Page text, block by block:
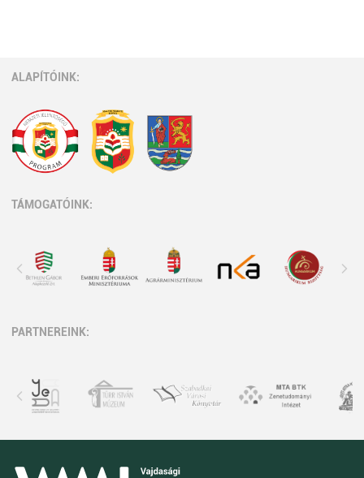
ALAPÍTÓINK:
TÁMOGATÓINK:
PARTNEREINK: